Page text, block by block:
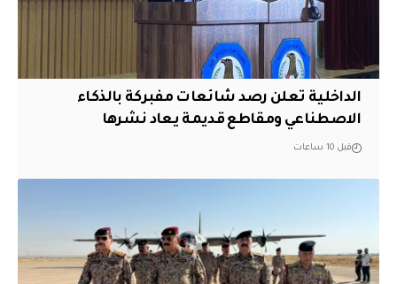
الداخلية تعلن رصد شائعات مفبركة بالذكاء
الاصطناعي ومقاطع قديمة يعاد نشرها
قبل 10 ساعات